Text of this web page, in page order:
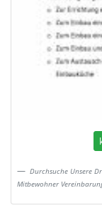
Durchsuche Unsere
Mitbewohner